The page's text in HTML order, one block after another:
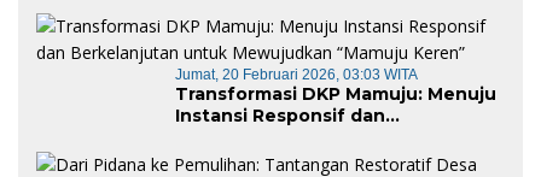
Jumat, 20 Februari 2026, 03:03 WITA
Transformasi DKP Mamuju: Menuju
Instansi Responsif dan
“Mamuju Keren”